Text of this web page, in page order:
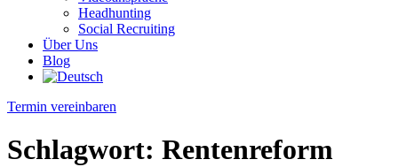
Headhunting
Social Recruiting
Über Uns
Blog
Termin vereinbaren
Schlagwort: Rentenreform